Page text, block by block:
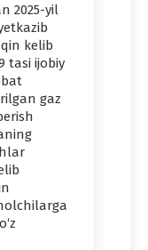
2025-yil
kelib
tasi ijobiy
gaz